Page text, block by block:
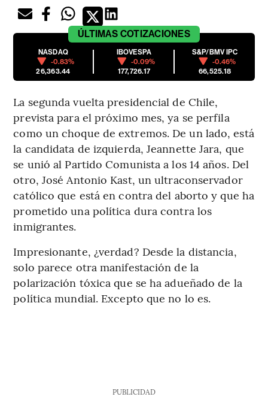
ÚLTIMAS COTIZACIONES
NASDAQ
-0.83%
26,363.44
IBOVESPA
-0.09%
177,726.17
S&P/BMV IPC
-0.46%
66,525.18
La segunda vuelta presidencial de Chile,
prevista para el próximo mes, ya se perfila
como un choque de extremos. De un lado, está
la candidata de izquierda, Jeannette Jara, que
se unió al Partido Comunista a los 14 años. Del
otro, José Antonio Kast, un ultraconservador
católico que está en contra del aborto y que ha
prometido una política dura contra los
inmigrantes.
Impresionante, ¿verdad? Desde la distancia,
solo parece otra manifestación de la
polarización tóxica que se ha adueñado de la
política mundial. Excepto que no lo es.
PUBLICIDAD